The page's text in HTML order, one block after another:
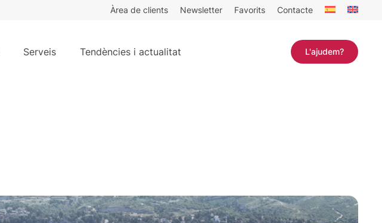
Àrea de clients Newsletter Favorits Contacte
Serveis Tendències i actualitat L'ajudem?